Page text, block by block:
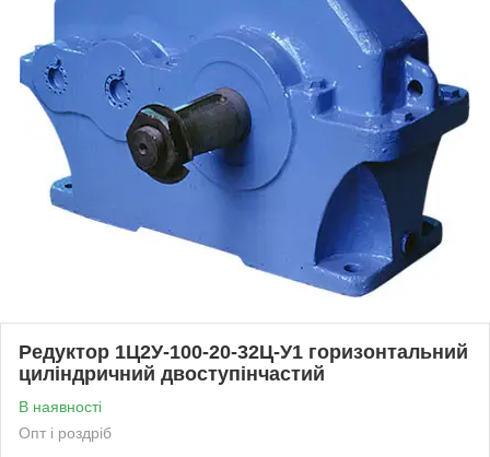
Редуктор 1Ц2У-100-20-32Ц-У1 горизонтальний
циліндричний двоступінчастий
В наявності
Опт і роздріб